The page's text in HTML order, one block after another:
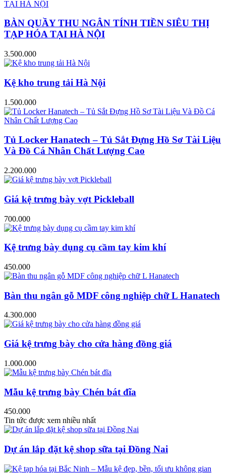
BÀN QUẦY THU NGÂN TÍNH TIỀN SIÊU THỊ
TẠP HÓA TẠI HÀ NỘI
3.500.000
Kệ kho trung tải Hà Nội
1.500.000
Tủ Locker Hanatech – Tủ Sắt Đựng Hồ Sơ Tài Liệu
Và Đồ Cá Nhân Chất Lượng Cao
2.200.000
Giá kệ trưng bày vợt Pickleball
700.000
Kệ trưng bày dụng cụ cầm tay kim khí
450.000
Bàn thu ngân gỗ MDF công nghiệp chữ L Hanatech
4.300.000
Giá kệ trưng bày cho cửa hàng đồng giá
1.000.000
Mẫu kệ trưng bày Chén bát đĩa
450.000
Tin tức được xem nhiều nhất
Dự án lắp đặt kệ shop sữa tại Đồng Nai